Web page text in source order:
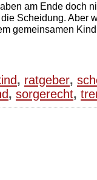
am Ende doch
Scheidung. Aber
gemeinsamen
, ratgeber,
, sorgerecht,